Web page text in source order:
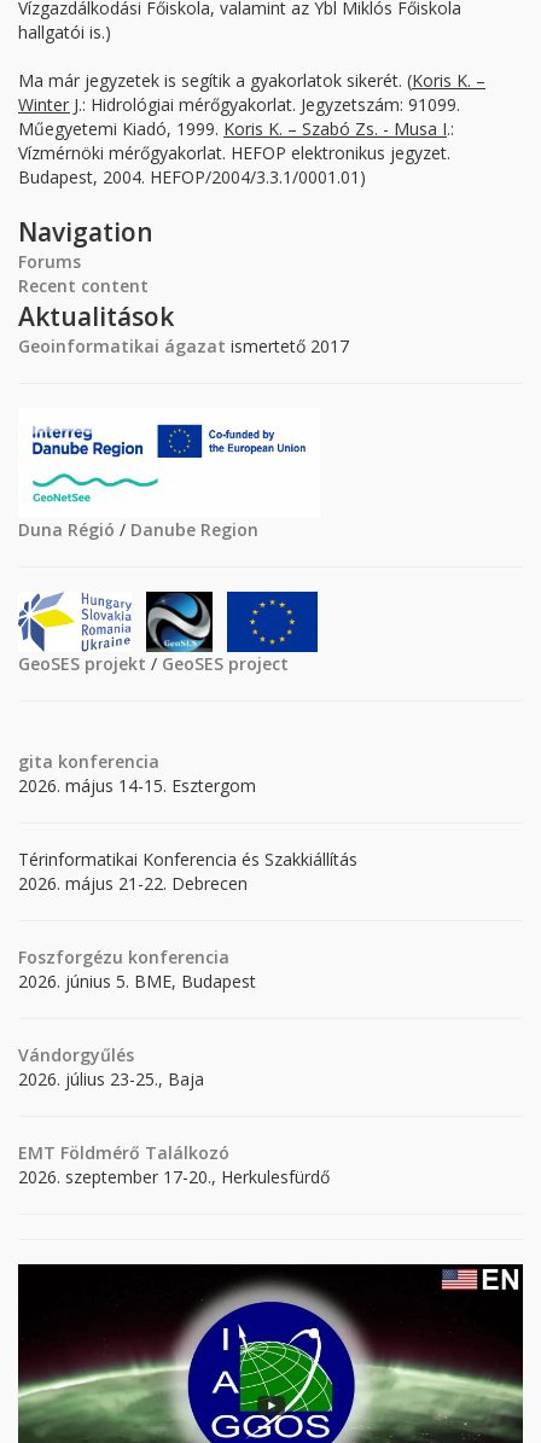
Vízgazdálkodási Főiskola, valamint az Ybl Miklós Főiskola
hallgatói is.)
Ma már jegyzetek is segítik a gyakorlatok sikerét. (Koris K. –
Winter J.: Hidrológiai mérőgyakorlat. Jegyzetszám: 91099.
Műegyetemi Kiadó, 1999. Koris K. – Szabó Zs. - Musa I.:
Vízmérnöki mérőgyakorlat. HEFOP elektronikus jegyzet.
Budapest, 2004. HEFOP/2004/3.3.1/0001.01)
Navigation
Forums
Recent content
Aktualitások
Geoinformatikai ágazat ismertető 2017
Duna Régió / Danube Region
GeoSES projekt / GeoSES project
gita konferencia
2026. május 14-15. Esztergom
Térinformatikai Konferencia és Szakkiállítás
2026. május 21-22. Debrecen
Foszforgézu konferencia
2026. június 5. BME, Budapest
Vándorgyűlés
2026. július 23-25., Baja
EMT Földmérő Találkozó
2026. szeptember 17-20., Herkulesfürdő